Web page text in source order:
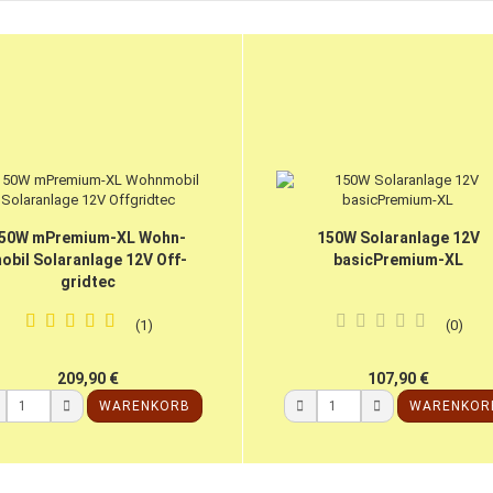
mPremium-​​XL Wohn­
So­lar­an­la­ge 12V Off­
grid­tec
1
209,90 €
WARENKORB
150W So­lar­an­la­ge 12V
basicPremium-​​XL
0
107,90 €